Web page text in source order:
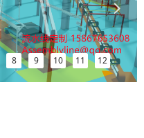
8 9 10 11 12
넲